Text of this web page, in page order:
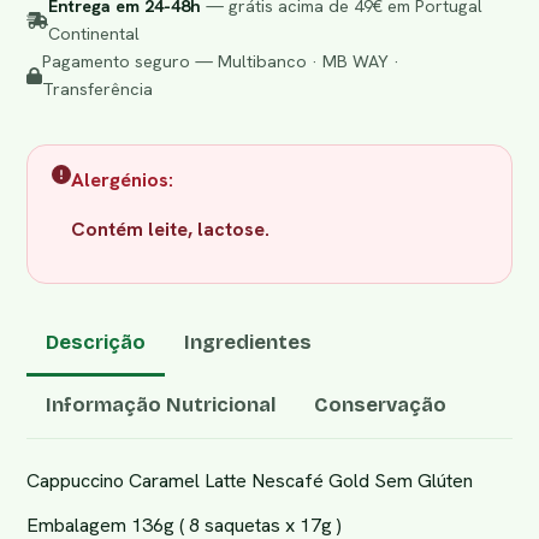
Entrega em 24-48h — grátis acima de 49€ em Portugal
Continental
Pagamento seguro — Multibanco · MB WAY ·
Transferência
Alergénios:
Contém leite, lactose.
Descrição Ingredientes
Informação Nutricional Conservação
Cappuccino Caramel Latte Nescafé Gold Sem Glúten
Embalagem 136g ( 8 saquetas x 17g )